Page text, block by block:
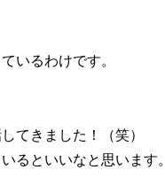
いるわけです。
てきました！（笑）
るといいなと思います。